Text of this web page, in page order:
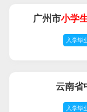
广州市小学
入学毕
云南省
入学毕